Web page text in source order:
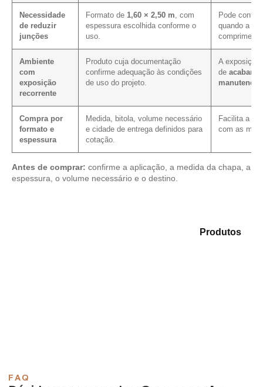
Necessidade
de reduzir
junções
Formato de 1,60 × 2,50 m , com
espessura escolhida conforme o
uso.
Pode
quando a
Ambiente
com
exposição
recorrente
Produto cuja documentação
confirme adequação às condições
de uso do projeto.
A exposição
de
manutenção
Compra por
formato e
espessura
Medida, bitola, volume necessário
e cidade de entrega definidos para
cotação.
Facilita a
com as
Antes de comprar: confirme a aplicação, a medida da chapa, a
espessura, o volume necessário e o destino.
Produtos
FAQ